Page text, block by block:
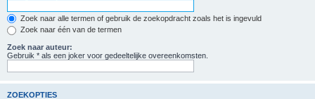
Zoek naar alle termen of gebruik de zoekopdracht zoals het is ingevuld
Zoek naar één van de termen
Zoek naar auteur:
Gebruik * als een joker voor gedeeltelijke overeenkomsten.
ZOEKOPTIES